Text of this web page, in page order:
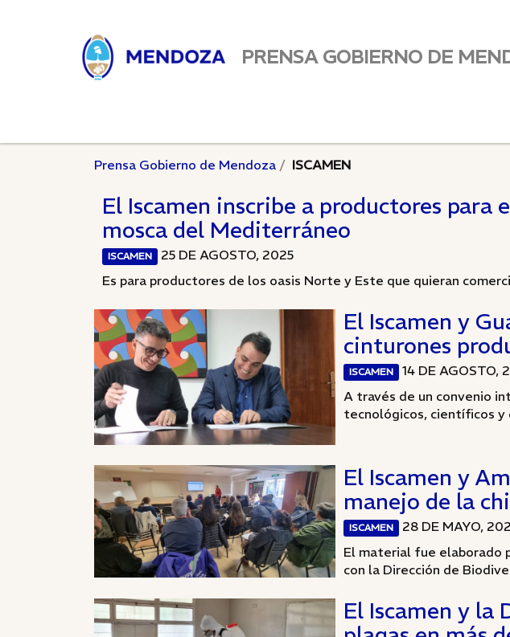
PRENSA GOBIERNO DE
Prensa Gobierno de Mendoza ISCAMEN
El Iscamen inscribe a productores
mosca del Mediterráneo
ISCAMEN
25 DE AGOSTO, 2025
Es para productores de los oasis Norte y Este que quieran
El Iscamen y
cinturones
ISCAMEN
14 DE AGOSTO,
A través de un convenio
tecnológicos, científicos y
El Iscamen y
manejo de la
ISCAMEN
28 DE MAYO,
El material fue elaborado
con la Dirección de
El Iscamen y la